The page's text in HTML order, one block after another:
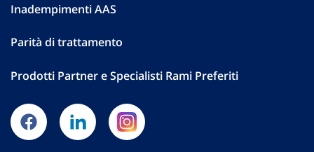
Inadempimenti AAS
Parità di trattamento
Prodotti Partner e Specialisti Rami Preferiti